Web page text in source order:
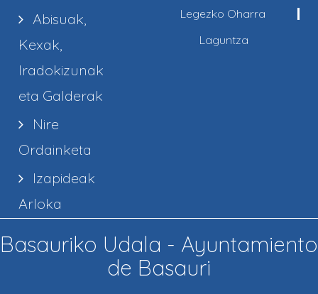
Abisuak,
Kexak,
Iradokizunak
eta Galderak
Nire
Ordainketa
Izapideak
Arloka
Legezko Oharra
Laguntza
Basauriko Udala - Ayuntamiento
de Basauri